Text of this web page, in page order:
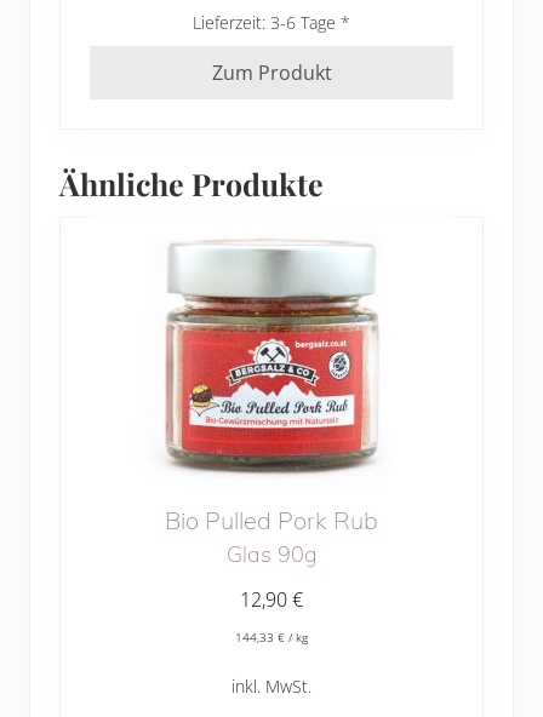
Lieferzeit: 3-6 Tage
Zum Produkt
Ähnliche Produkte
Bio Pulled Pork Rub
Glas 90g
12,90€
144,33 € /kg
inkl. MwSt.